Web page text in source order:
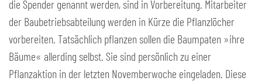
die Spender genannt werden, sind in Vorbereitung. Mitarbeiter
der Baubetriebsabteilung werden in Kürze die Pflanzlöcher
vorbereiten. Tatsächlich pflanzen sollen die Baumpaten »ihre
Bäume« allerding selbst. Sie sind persönlich zu einer
Pflanzaktion in der letzten Novemberwoche eingeladen. Diese